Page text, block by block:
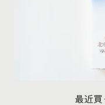
最近買